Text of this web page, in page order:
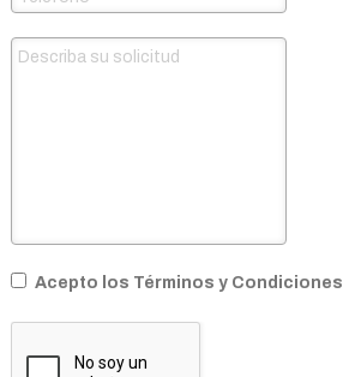
Acepto los Términos y Condiciones